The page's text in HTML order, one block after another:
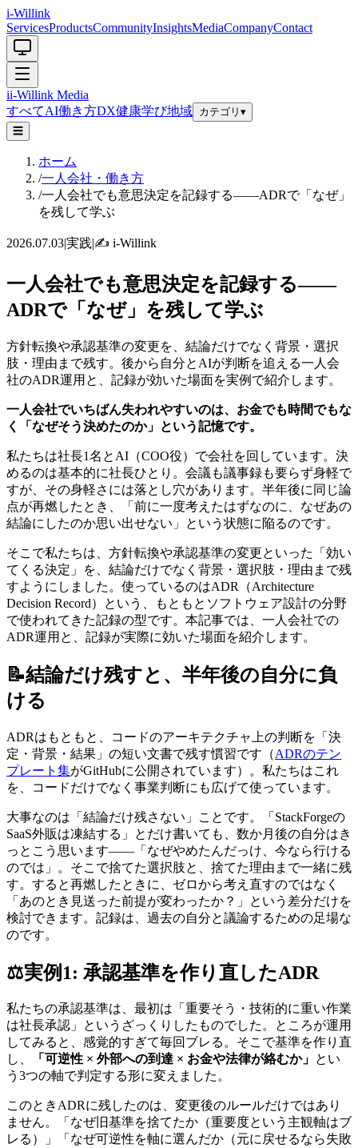
i-Willink
ServicesProductsCommunityInsightsMediaCompanyContact
ii-Willink Media
すべてAI働き方DX健康学び地域 カテゴリ ▾
☰
ホーム
/一人会社・働き方
/一人会社でも意思決定を記録する——ADRで「なぜ」
を残して学ぶ
2026.07.03|実践|✍️ i-Willink
一人会社でも意思決定を記録する——
ADRで「なぜ」を残して学ぶ
方針転換や承認基準の変更を、結論だけでなく背景・選択
肢・理由まで残す。後から自分とAIが判断を追える一人会
社のADR運用と、記録が効いた場面を実例で紹介します。
一人会社でいちばん失われやすいのは、お金でも時間でもな
く「なぜそう決めたのか」という記憶です。
私たちは社長1名とAI（COO役）で会社を回しています。決
めるのは基本的に社長ひとり。会議も議事録も要らず身軽で
すが、その身軽さには落とし穴があります。半年後に同じ論
点が再燃したとき、「前に一度考えたはずなのに、なぜあの
結論にしたのか思い出せない」という状態に陥るのです。
そこで私たちは、方針転換や承認基準の変更といった「効い
てくる決定」を、結論だけでなく背景・選択肢・理由まで残
すようにしました。使っているのはADR（Architecture
Decision Record）という、もともとソフトウェア設計の分野
で使われてきた記録の型です。本記事では、一人会社での
ADR運用と、記録が実際に効いた場面を紹介します。
📝結論だけ残すと、半年後の自分に負
ける
ADRはもともと、コードのアーキテクチャ上の判断を「決
定・背景・結果」の短い文書で残す慣習です（ADRのテン
プレート集がGitHubに公開されています）。私たちはこれ
を、コードだけでなく事業判断にも広げて使っています。
大事なのは「結論だけ残さない」ことです。「StackForgeの
SaaS外販は凍結する」とだけ書いても、数か月後の自分はき
っとこう思います——「なぜやめたんだっけ、今なら行ける
のでは」。そこで捨てた選択肢と、捨てた理由まで一緒に残
す。すると再燃したときに、ゼロから考え直すのではなく
「あのとき見送った前提が変わったか？」という差分だけを
検討できます。記録は、過去の自分と議論するための足場な
のです。
⚖️実例1: 承認基準を作り直したADR
私たちの承認基準は、最初は「重要そう・技術的に重い作業
は社長承認」というざっくりしたものでした。ところが運用
してみると、感覚的すぎて毎回ブレる。そこで基準を作り直
し、
「可逆性 × 外部への到達 × お金や法律が絡むか」 とい
う3つの軸で判定する形に変えました。
このときADRに残したのは、変更後のルールだけではあり
ません。「なぜ旧基準を捨てたか（重要度という主観軸はブ
レる）」「なぜ可逆性を軸に選んだか（元に戻せるなら失敗